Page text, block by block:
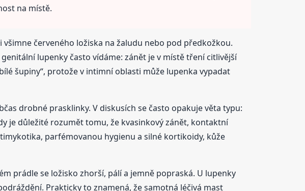
na místě.
červeného ložiska na žaludu nebo pod předkožkou.
lupenky často vídáme: zánět je v místě tření citlivější
šupiny“, protože v intimní oblasti může lupenka vypadat
drobné prasklinky. V diskusích se často opakuje věta typu:
je důležité rozumět tomu, že kvasinkový zánět, kontaktní
parfémovanou hygienu a silné kortikoidy, kůže
prádle se ložisko zhorší, pálí a jemně popraská. U lupenky
Prakticky to znamená, že samotná léčivá mast